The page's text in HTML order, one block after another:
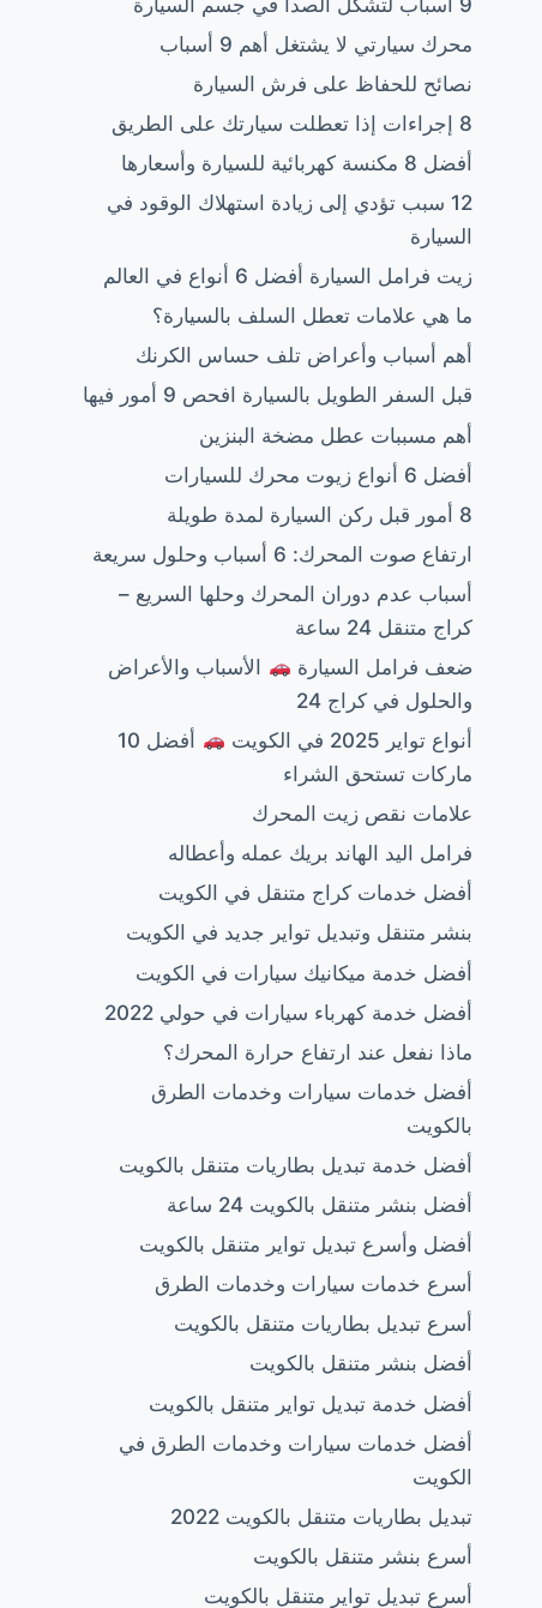
محرك سيارتي لا يشتغل أهم 9 أسباب
نصائح للحفاظ على فرش السيارة
8 إجراءات إذا تعطلت سيارتك على الطريق
أفضل 8 مكنسة كهربائية للسيارة وأسعارها
12 سبب تؤدي إلى زيادة استهلاك الوقود في
السيارة
زيت فرامل السيارة أفضل 6 أنواع في العالم
ما هي علامات تعطل السلف بالسيارة؟
أهم أسباب وأعراض تلف حساس الكرنك
قبل السفر الطويل بالسيارة افحص 9 أمور فيها
أهم مسببات عطل مضخة البنزين
أفضل 6 أنواع زيوت محرك للسيارات
8 أمور قبل ركن السيارة لمدة طويلة
ارتفاع صوت المحرك: 6 أسباب وحلول سريعة
أسباب عدم دوران المحرك وحلها السريع –
كراج متنقل 24 ساعة
ضعف فرامل السيارة
الأسباب والأعراض
والحلول في كراج 24
أنواع تواير 2025 في الكويت
أفضل 10
ماركات تستحق الشراء
علامات نقص زيت المحرك
فرامل اليد الهاند بريك عمله وأعطاله
أفضل خدمات كراج متنقل في الكويت
بنشر متنقل وتبديل تواير جديد في الكويت
أفضل خدمة ميكانيك سيارات في الكويت
أفضل خدمة كهرباء سيارات في حولي 2022
ماذا نفعل عند ارتفاع حرارة المحرك؟
أفضل خدمات سيارات وخدمات الطرق
بالكويت
أفضل خدمة تبديل بطاريات متنقل بالكويت
أفضل بنشر متنقل بالكويت 24 ساعة
أفضل وأسرع تبديل تواير متنقل بالكويت
أسرع خدمات سيارات وخدمات الطرق
أسرع تبديل بطاريات متنقل بالكويت
أفضل بنشر متنقل بالكويت
أفضل خدمة تبديل تواير متنقل بالكويت
أفضل خدمات سيارات وخدمات الطرق في
الكويت
تبديل بطاريات متنقل بالكويت 2022
أسرع بنشر متنقل بالكويت
أسرع تبديل تواير متنقل بالكويت